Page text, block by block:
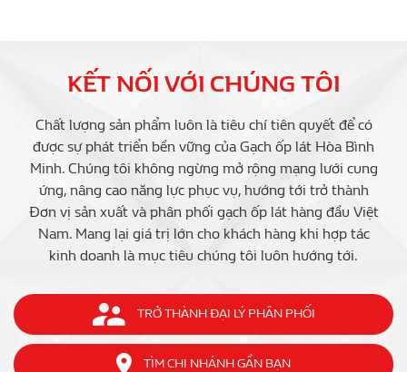
KẾT NỐI VỚI CHÚNG TÔI
Chất lượng sản phẩm luôn là tiêu chí tiên quyết để có
được sự phát triển bền vững của Gạch ốp lát Hòa Bình
Minh. Chúng tôi không ngừng mở rộng mạng lưới cung
ứng, nâng cao năng lực phục vụ, hướng tới trở thành
Đơn vị sản xuất và phân phối gạch ốp lát hàng đầu Việt
Nam. Mang lại giá trị lớn cho khách hàng khi hợp tác
kinh doanh là mục tiêu chúng tôi luôn hướng tới.
TRỞ THÀNH ĐẠI LÝ PHÂN PHỐI
TÌM CHI NHÁNH GẦN BẠN